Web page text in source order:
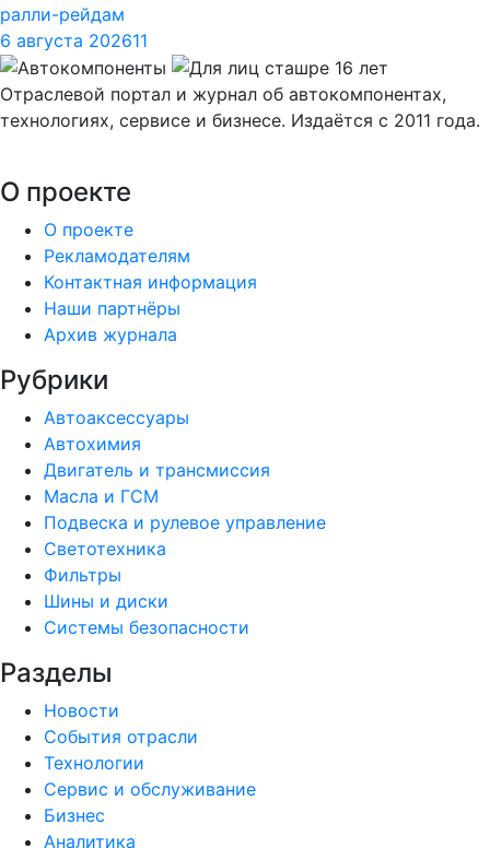
ралли-рейдам
6 августа 202611
Отраслевой портал и журнал об автокомпонентах,
технологиях, сервисе и бизнесе. Издаётся с 2011 года.
О проекте
О проекте
Рекламодателям
Контактная информация
Наши партнёры
Архив журнала
Рубрики
Автоаксессуары
Автохимия
Двигатель и трансмиссия
Масла и ГСМ
Подвеска и рулевое управление
Светотехника
Фильтры
Шины и диски
Системы безопасности
Разделы
Новости
События отрасли
Технологии
Сервис и обслуживание
Бизнес
Аналитика